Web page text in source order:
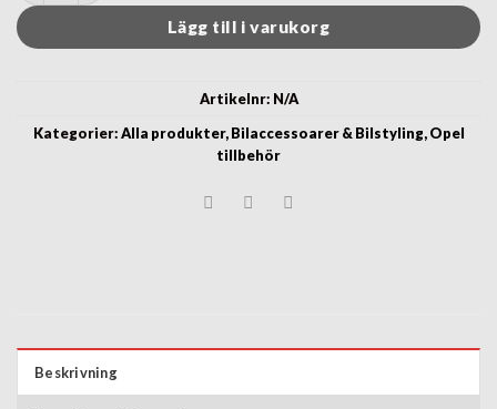
Lägg till i varukorg
Artikelnr: N/A
Kategorier:Alla produkter,Bilaccessoarer & Bilstyling,Opel
tillbehör
Beskrivning